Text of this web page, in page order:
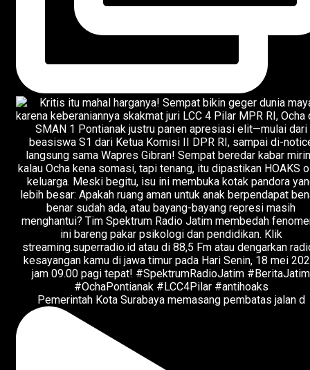
Pemerintah Kota Surabaya memasang pembatas jalan d